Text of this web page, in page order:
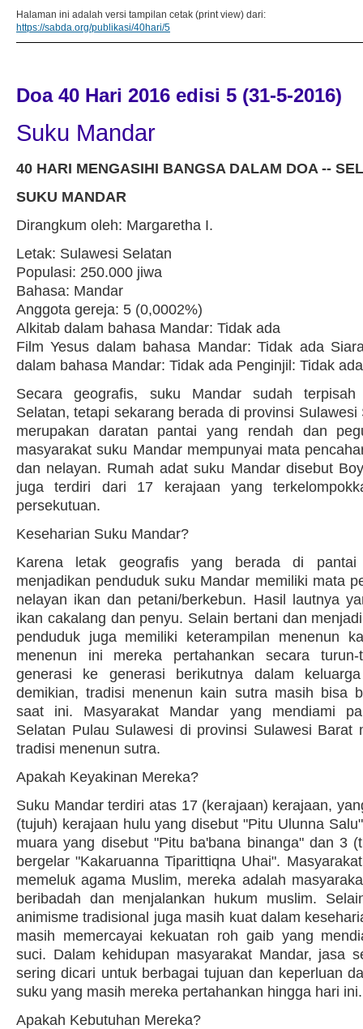
Halaman ini adalah versi tampilan cetak (print view) dari:
https://sabda.org/publikasi/40hari/5
Doa 40 Hari 2016 edisi 5 (31-5-2016)
Suku Mandar
40 HARI MENGASIHI BANGSA DALAM DOA --
SUKU MANDAR
Dirangkum oleh: Margaretha I.
Letak: Sulawesi Selatan
Populasi: 250.000 jiwa
Bahasa: Mandar
Anggota gereja: 5 (0,0002%)
Alkitab dalam bahasa Mandar: Tidak ada
Film Yesus dalam bahasa Mandar: Tidak ada
dalam bahasa Mandar: Tidak ada Penginjil: Tidak ada
Secara geografis, suku Mandar sudah terpisah
Selatan, tetapi sekarang berada di provinsi
merupakan daratan pantai yang rendah dan
masyarakat suku Mandar mempunyai mata
dan nelayan. Rumah adat suku Mandar disebut
juga terdiri dari 17 kerajaan yang
persekutuan.
Keseharian Suku Mandar?
Karena letak geografis yang berada di pantai
menjadikan penduduk suku Mandar memiliki mata
nelayan ikan dan petani/berkebun. Hasil lautnya
ikan cakalang dan penyu. Selain bertani dan
penduduk juga memiliki keterampilan menenun
menenun ini mereka pertahankan secara
generasi ke generasi berikutnya dalam
demikian, tradisi menenun kain sutra masih bisa
saat ini. Masyarakat Mandar yang mendiami
Selatan Pulau Sulawesi di provinsi Sulawesi Barat
tradisi menenun sutra.
Apakah Keyakinan Mereka?
Suku Mandar terdiri atas 17 (kerajaan) kerajaan,
(tujuh) kerajaan hulu yang disebut "Pitu Ulunna
muara yang disebut "Pitu ba'bana binanga" dan 3
bergelar "Kakaruanna Tiparittiqna Uhai".
memeluk agama Muslim, mereka adalah
beribadah dan menjalankan hukum muslim.
animisme tradisional juga masih kuat dalam
masih memercayai kekuatan roh gaib yang
suci. Dalam kehidupan masyarakat Mandar, jasa
sering dicari untuk berbagai tujuan dan keperluan
suku yang masih mereka pertahankan hingga hari ini.
Apakah Kebutuhan Mereka?